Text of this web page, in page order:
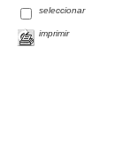
seleccionar
imprimir